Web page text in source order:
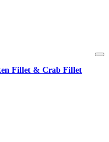
Fillet & Crab Fillet